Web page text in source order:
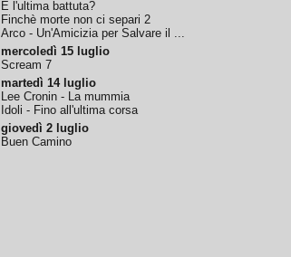
È l'ultima battuta?
Finchè morte non ci separi 2
Arco - Un'Amicizia per Salvare il ...
mercoledì 15 luglio
Scream 7
martedì 14 luglio
Lee Cronin - La mummia
Idoli - Fino all'ultima corsa
giovedì 2 luglio
Buen Camino